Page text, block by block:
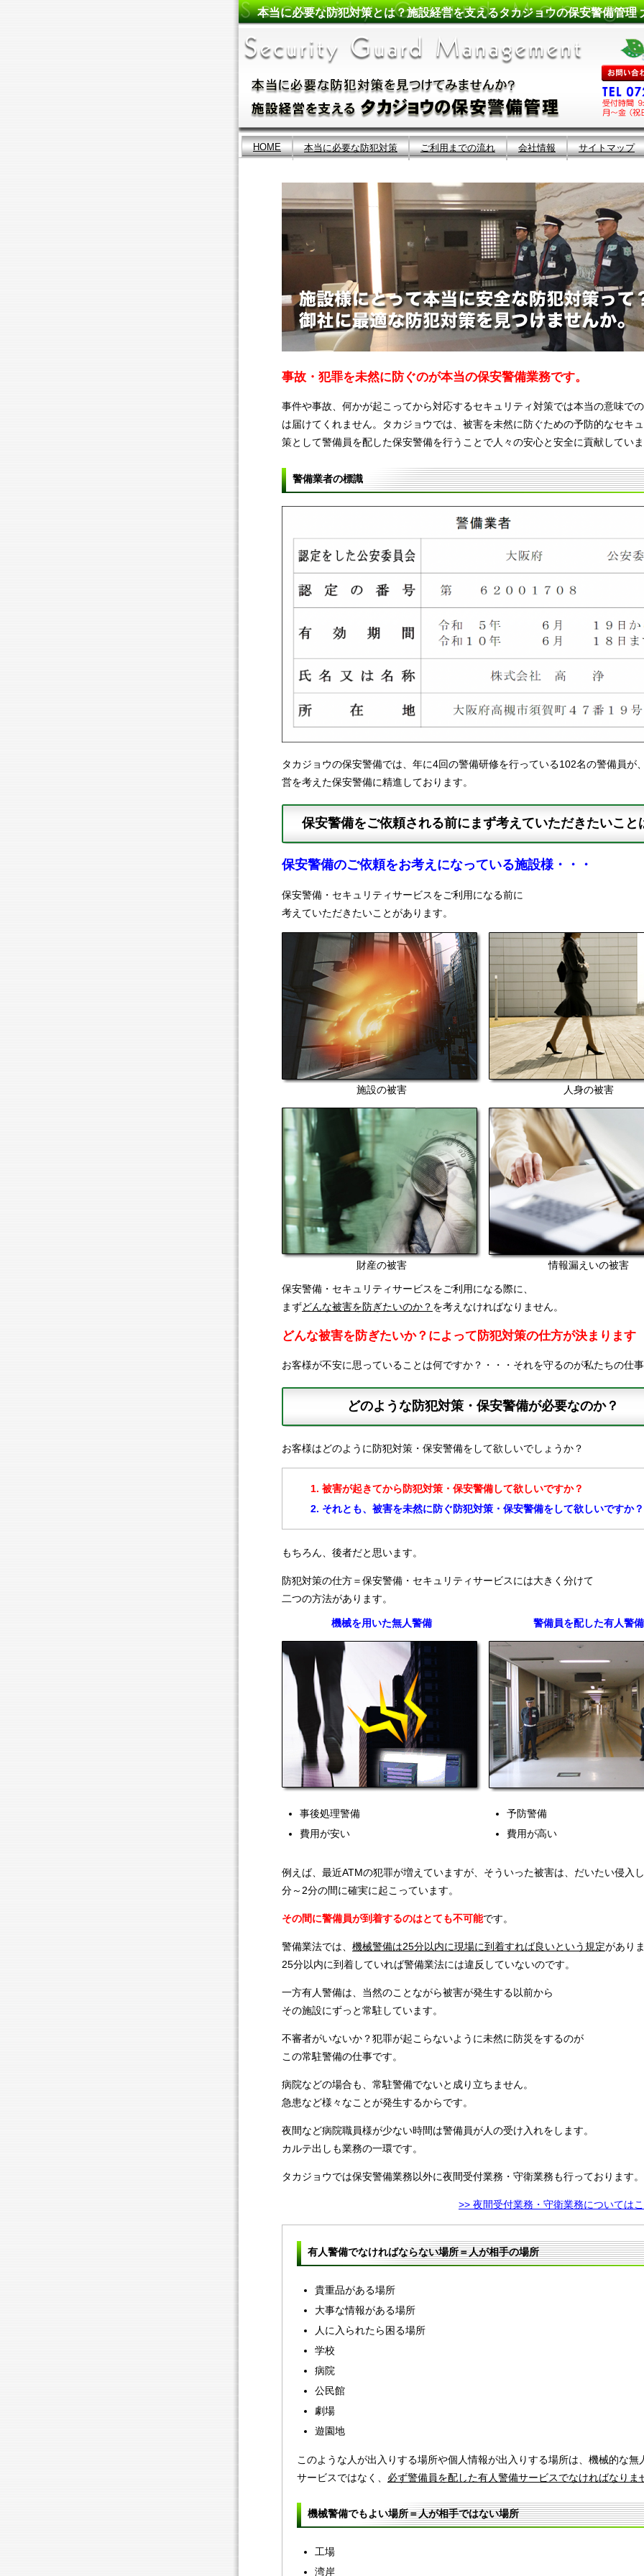
本当に必要な防犯対策とは？施設経営を支えるタカジョウの保安警備管理
HOME 本当に必要な防犯対策 ご利用までの流れ 会社情報 サイトマップ
事故・犯罪を未然に防ぐのが本当の保安警備業務です。
事件や事故、何かが起こってから対応するセキュリティ対策では本当の意味で
は届けてくれません。タカジョウでは、被害を未然に防ぐための予防的なセキ
策として警備員を配した保安警備を行うことで人々の安心と安全に貢献してい
警備業者の標識
タカジョウの保安警備では、年に4回の警備研修を行っている102名の警備員が
営を考えた保安警備に精進しております。
保安警備をご依頼される前にまず考えていただきたいこと
保安警備のご依頼をお考えになっている施設様・・・
保安警備・セキュリティサービスをご利用になる前に
考えていただきたいことがあります。
施設の被害 人身の被害
財産の被害 情報漏えいの被害
保安警備・セキュリティサービスをご利用になる際に、
まずどんな被害を防ぎたいのか？ を考えなければなりません。
どんな被害を防ぎたいか？によって防犯対策の仕方が決まります
お客様が不安に思っていることは何ですか？・・・それを守るのが私たちの仕
どのような防犯対策・保安警備が必要なのか？
お客様はどのように防犯対策・保安警備をして欲しいでしょうか？
被害が起きてから防犯対策・保安警備して欲しいですか？
それとも、被害を未然に防ぐ防犯対策・保安警備をして欲しいですか？
もちろん、後者だと思います。
防犯対策の仕方＝保安警備・セキュリティサービスには大きく分けて
二つの方法があります。
機械を用いた無人警備 警備員を配した有人警備
事後処理警備
費用が安い
予防警備
費用が高い
例えば、最近ATMの犯罪が増えていますが、そういった被害は、だいたい侵入
分～2分の間に確実に起こっています。
その間に警備員が到着するのはとても不可能です。
警備業法では、 機械警備は25分以内に現場に到着すれば良いという規定があり
25分以内に到着していれば警備業法には違反していないのです。
一方有人警備は、当然のことながら被害が発生する以前から
その施設にずっと常駐しています。
不審者がいないか？犯罪が起こらないように未然に防災をするのが
この常駐警備の仕事です。
病院などの場合も、常駐警備でないと成り立ちません。
急患など様々なことが発生するからです。
夜間など病院職員様が少ない時間は警備員が人の受け入れをします。
カルテ出しも業務の一環です。
タカジョウでは保安警備業務以外に夜間受付業務・守衛業務も行っております。
>> 夜間受付業務・守衛業務については
有人警備でなければならない場所＝人が相手の場所
貴重品がある場所
大事な情報がある場所
人に入られたら困る場所
学校
病院
公民館
劇場
遊園地
このような人が出入りする場所や個人情報が出入りする場所は、機械的な無
サービスではなく、 必ず警備員を配した有人警備サービスでなければなりま
機械警備でもよい場所＝人が相手ではない場所
工場
湾岸